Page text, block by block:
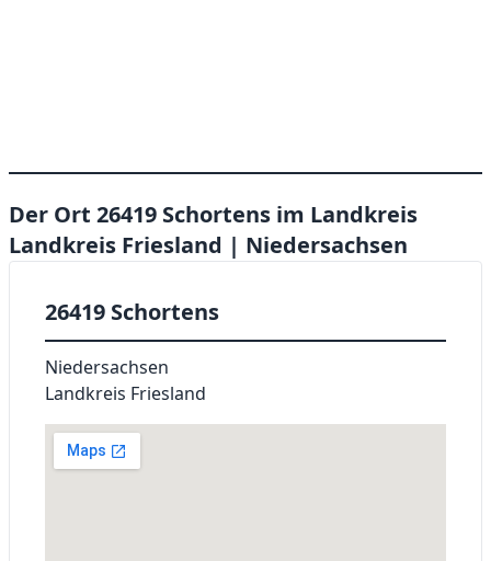
Der Ort 26419 Schortens im Landkreis
Landkreis Friesland | Niedersachsen
26419 Schortens
Niedersachsen
Landkreis Friesland